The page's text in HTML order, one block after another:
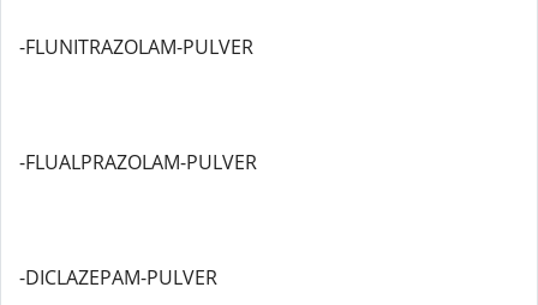
-FLUNITRAZOLAM-PULVER
-FLUALPRAZOLAM-PULVER
-DICLAZEPAM-PULVER